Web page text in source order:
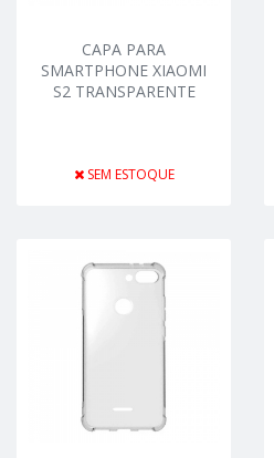
CAPA PARA
SMARTPHONE XIAOMI
S2 TRANSPARENTE
SEM ESTOQUE